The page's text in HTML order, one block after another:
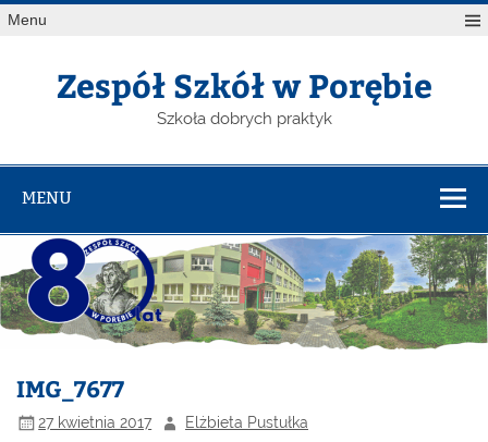
Menu
Zespół Szkół w Porębie
Szkoła dobrych praktyk
MENU
IMG_7677
27 kwietnia 2017 Elżbieta Pustułka